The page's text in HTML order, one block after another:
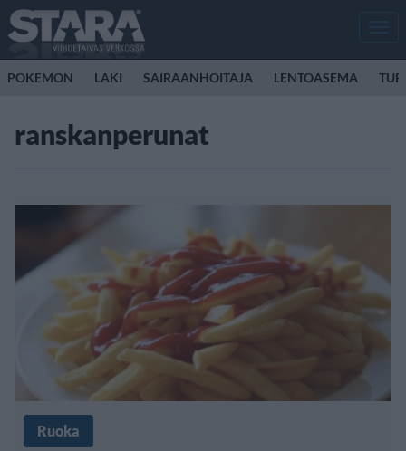
POKEMON LAKI SAIRAANHOITAJA LENTOASEMA
ranskanperunat
Ruoka